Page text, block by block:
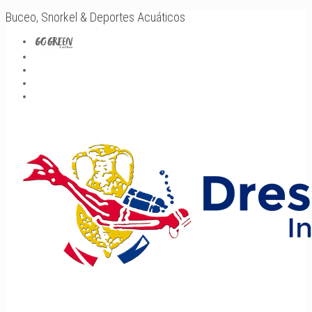
Buceo, Snorkel & Deportes Acuáticos